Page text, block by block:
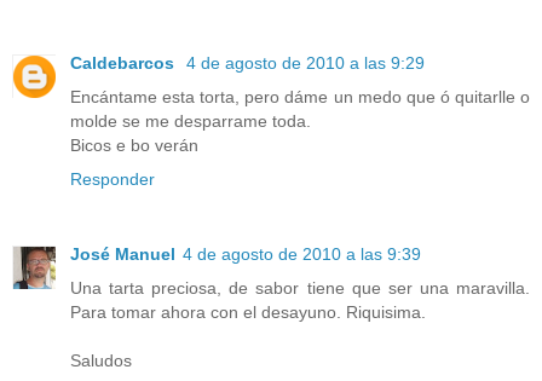
Caldebarcos
4 de agosto de 2010 a las 9:29
Encántame esta torta, pero dáme un medo que ó quitarlle o
molde se me desparrame toda.
Bicos e bo verán
Responder
José Manuel 4 de agosto de 2010 a las 9:39
Una tarta preciosa, de sabor tiene que ser una maravilla.
Para tomar ahora con el desayuno. Riquisima.
Saludos